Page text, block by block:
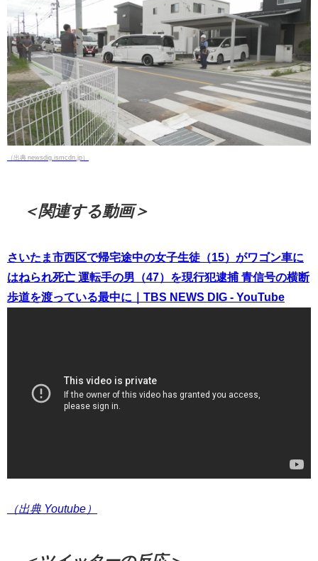
（出典 newsdig.ismcdn.jp）
＜関連する動画＞
さいたま市西区で帰宅途中の女子生徒（15）がワゴン車に
はねられ死亡 運転手の男（47）を現行犯逮捕 青信号の横断
歩道を渡っている最中に｜TBS NEWS DIG - YouTube
（出典 Youtube）